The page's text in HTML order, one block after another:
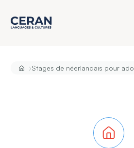
›Stages de néerlandais pour ado